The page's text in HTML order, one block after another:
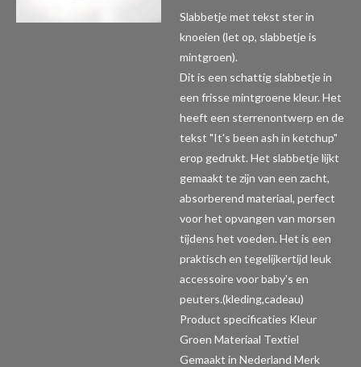
Slabbetje met tekst ster in
knoeien (let op, slabbetje is
mintgroen).
Dit is een schattig slabbetje in
een frisse mintgroene kleur. Het
heeft een sterrenontwerp en de
tekst "It's been ash in ketchup"
erop gedrukt. Het slabbetje lijkt
gemaakt te zijn van een zacht,
absorberend materiaal, perfect
voor het opvangen van morsen
tijdens het voeden. Het is een
praktisch en tegelijkertijd leuk
accessoire voor baby's en
peuters.(kleding,cadeau)
Product specificaties Kleur
Groen Materiaal Textiel
Gemaakt in Nederland Merk